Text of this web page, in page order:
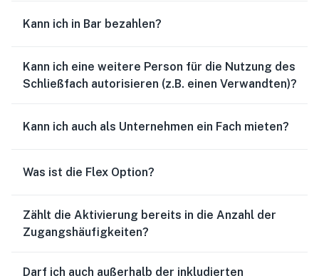
Kann ich in Bar bezahlen?
Kann ich eine weitere Person für die Nutzung des
Schließfach autorisieren (z.B. einen Verwandten)?
Kann ich auch als Unternehmen ein Fach mieten?
Was ist die Flex Option?
Zählt die Aktivierung bereits in die Anzahl der
Zugangshäufigkeiten?
Darf ich auch außerhalb der inkludierten